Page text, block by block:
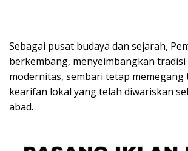
Sebagai pusat budaya dan sejarah,
berkembang, menyeimbangkan tradisi
modernitas, sembari tetap
kearifan lokal yang telah diwariskan
abad.